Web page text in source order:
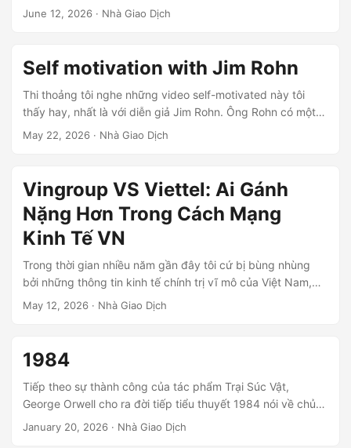
điệu rất nhẹ nhàng, du dương những buổi trưa hè, và tôi
nay, tôi nghĩ ngót 40 năm trời, tình cờ tôi nghe lại bài hất
The sound of silence ở dạng remix và tôi đọc lời lyrics của
nó, thì có vài câu hát làm tôi rất tò mò...
June 12, 2026 · Nhà Giao Dịch
Self motivation with Jim Rohn
Thi thoảng tôi nghe những video self-motivated này tôi
thấy hay, nhất là với diễn giả Jim Rohn. Ông Rohn có một
cách nói chuyện rất lôi cuốn, và hài hước. Nghe ông Rohn
này của ông nhé.
May 22, 2026 · Nhà Giao Dịch
Vingroup VS Viettel: Ai Gánh
Nặng Hơn Trong Cách Mạng
Kinh Tế VN
Trong thời gian nhiều năm gần đây tôi cứ bị bùng nhùng
bởi những thông tin kinh tế chính trị vĩ mô của Việt Nam,
toàn các siêu dự án này nọ ở các tin báo mạng. Với tôi các
được video này trên Youtube, tôi rất bất ngờ vì các bạn đã
nghiên cứu và sâu chuỗi các sự kiện thành một bức tranh
rất tổng thể và rõ ràng....
May 12, 2026 · Nhà Giao Dịch
1984
Tiếp theo sự thành công của tác phẩm Trại Súc Vật,
George Orwell cho ra đời tiếp tiểu thuyết 1984 nói về chủ
đề cơ chế vận hành của một xã hội. Khi các bạn đọc 1984,
January 20, 2026 · Nhà Giao Dịch